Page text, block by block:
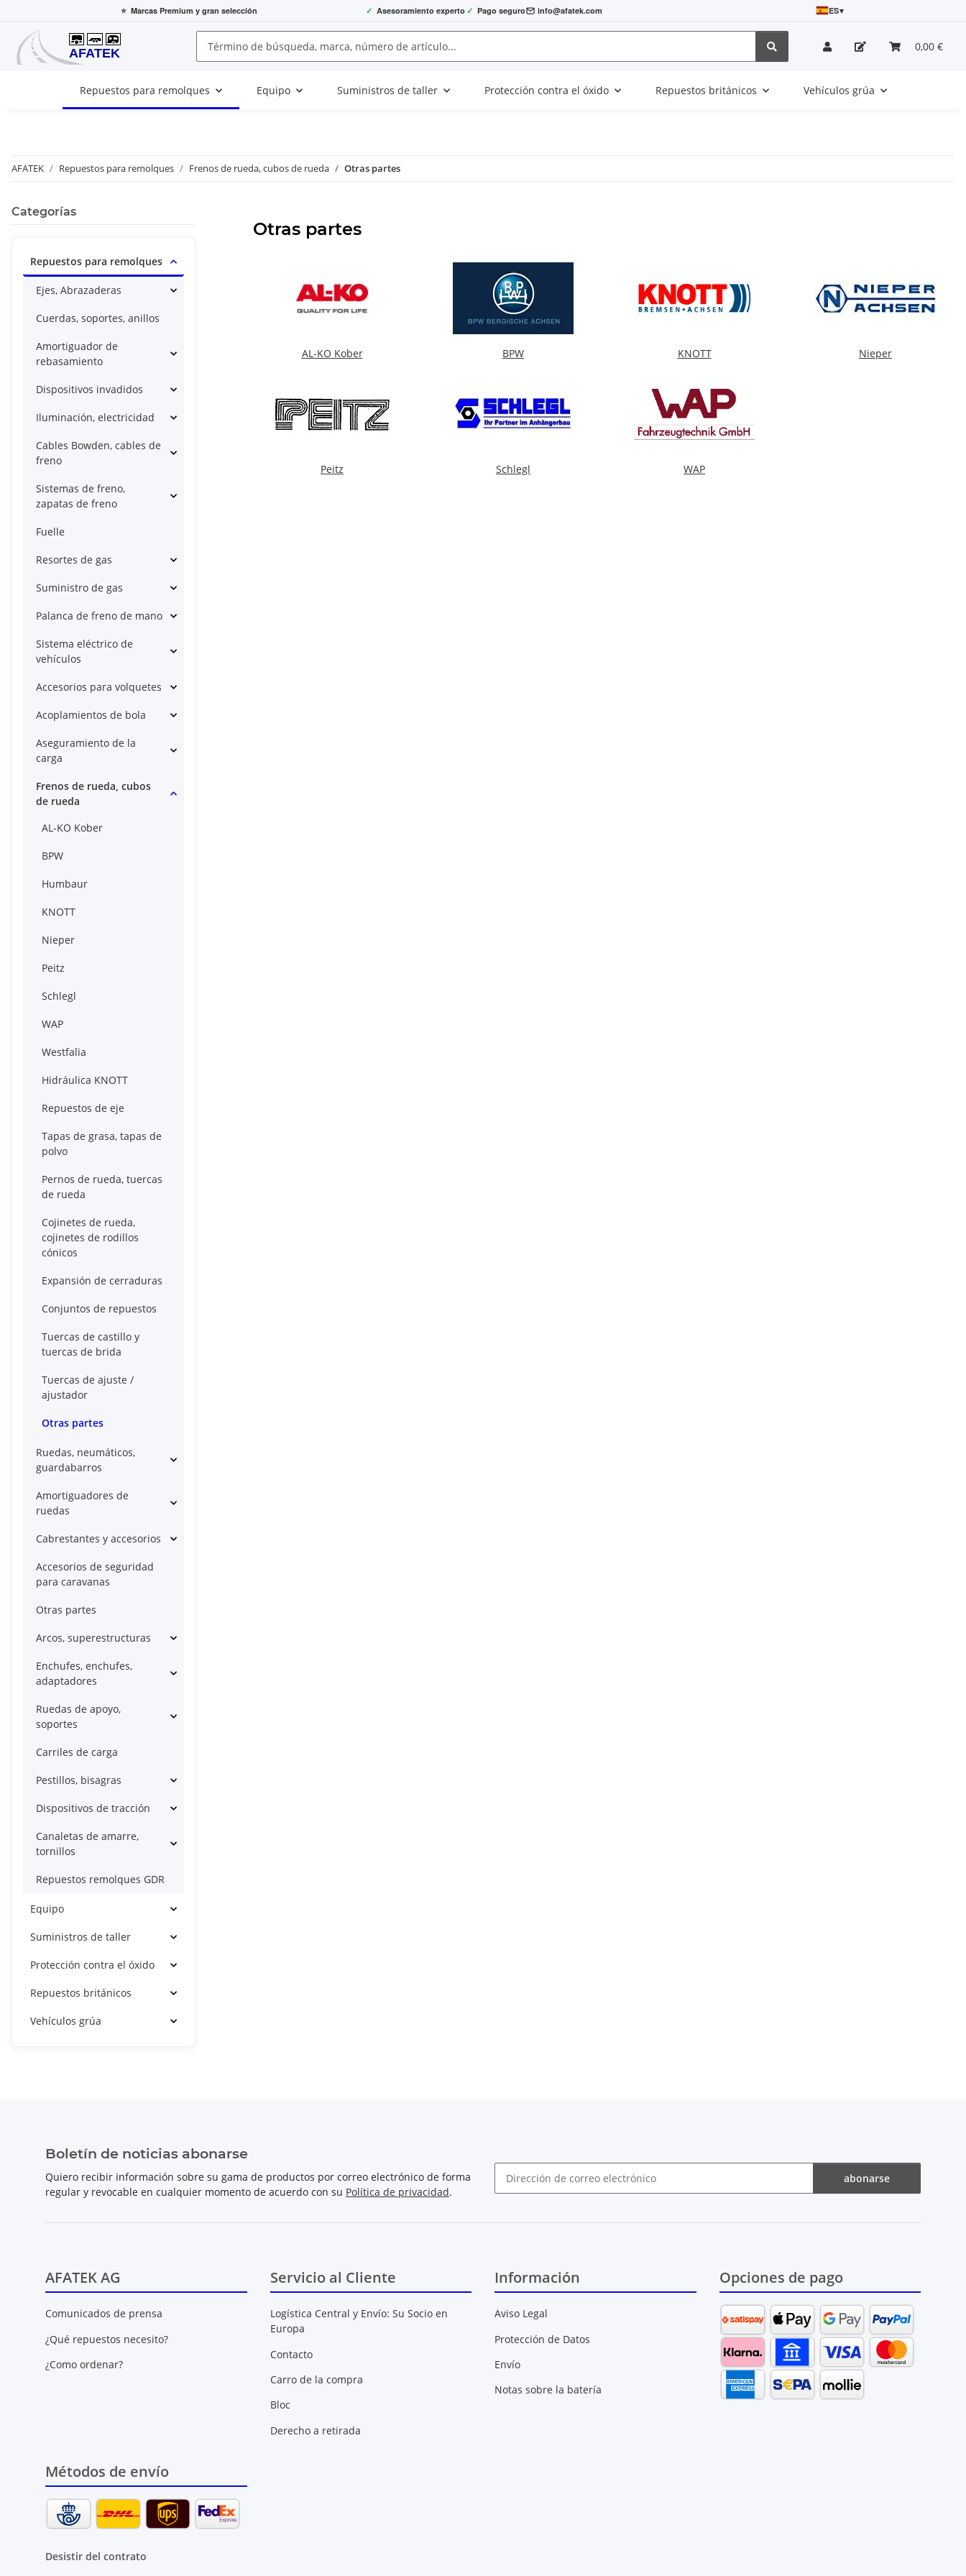
⭐ Marcas Premium y gran selección ✓ Asesoramiento experto ✓ Pago seguro info@afatek.com ES▾
0,00 €
Repuestos para remolques Equipo Suministros de taller Protección contra el óxido Repuestos británicos Vehículos grúa
AFATEK Repuestos para remolques Frenos de rueda, cubos de rueda Otras partes
Otras partes
AL-KO Kober BPW KNOTT Nieper
Peitz Schlegl WAP
Categorías
Repuestos para remolques
Ejes, Abrazaderas
Cuerdas, soportes, anillos
Amortiguador de
rebasamiento
Dispositivos invadidos
Iluminación, electricidad
Cables Bowden, cables de
freno
Sistemas de freno,
zapatas de freno
Fuelle
Resortes de gas
Suministro de gas
Palanca de freno de mano
Sistema eléctrico de
vehículos
Accesorios para volquetes
Acoplamientos de bola
Aseguramiento de la
carga
Frenos de rueda, cubos
de rueda
AL-KO Kober
BPW
Humbaur
KNOTT
Nieper
Peitz
Schlegl
WAP
Westfalia
Hidráulica KNOTT
Repuestos de eje
Tapas de grasa, tapas de
polvo
Pernos de rueda, tuercas
de rueda
Cojinetes de rueda,
cojinetes de rodillos
cónicos
Expansión de cerraduras
Conjuntos de repuestos
Tuercas de castillo y
tuercas de brida
Tuercas de ajuste /
ajustador
Otras partes
Ruedas, neumáticos,
guardabarros
Amortiguadores de
ruedas
Cabrestantes y accesorios
Accesorios de seguridad
para caravanas
Otras partes
Arcos, superestructuras
Enchufes, enchufes,
adaptadores
Ruedas de apoyo,
soportes
Carriles de carga
Pestillos, bisagras
Dispositivos de tracción
Canaletas de amarre,
tornillos
Repuestos remolques GDR
Equipo
Suministros de taller
Protección contra el óxido
Repuestos británicos
Vehículos grúa
Boletín de noticias abonarse
Quiero recibir información sobre su gama de productos por correo electrónico de forma
regular y revocable en cualquier momento de acuerdo con su Política de privacidad.
abonarse
AFATEK AG
Comunicados de prensa
¿Qué repuestos necesito?
¿Como ordenar?
Servicio al Cliente
Logística Central y Envío: Su Socio en
Europa
Contacto
Carro de la compra
Bloc
Derecho a retirada
Información
Aviso Legal
Protección de Datos
Envío
Notas sobre la batería
Opciones de pago
Métodos de envío
Desistir del contrato